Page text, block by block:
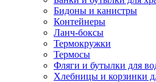
Бидоны и канистры
Контейнеры
Ланч-боксы
Термокружки
Термосы
Фляги и бутылки для
Хлебницы и корзинки